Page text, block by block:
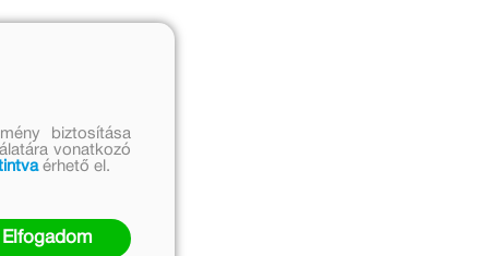
biztosítása
vonatkozó
érhető el.
Elfogadom